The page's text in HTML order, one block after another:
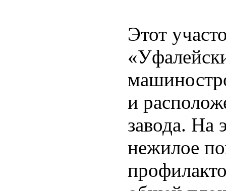
Этот
и
завода. На
нежилое